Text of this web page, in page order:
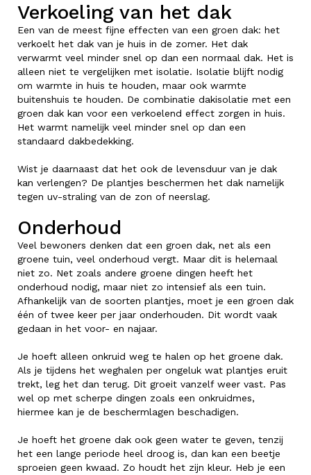
Verkoeling van het dak
Een van de meest fijne effecten van een groen dak: het
verkoelt het dak van je huis in de zomer. Het dak
verwarmt veel minder snel op dan een normaal dak. Het is
alleen niet te vergelijken met isolatie. Isolatie blijft nodig
om warmte in huis te houden, maar ook warmte
buitenshuis te houden. De combinatie dakisolatie met een
groen dak kan voor een verkoelend effect zorgen in huis.
Het warmt namelijk veel minder snel op dan een
standaard dakbedekking.
Wist je daarnaast dat het ook de levensduur van je dak
kan verlengen? De plantjes beschermen het dak namelijk
tegen uv-straling van de zon of neerslag.
Onderhoud
Veel bewoners denken dat een groen dak, net als een
groene tuin, veel onderhoud vergt. Maar dit is helemaal
niet zo. Net zoals andere groene dingen heeft het
onderhoud nodig, maar niet zo intensief als een tuin.
Afhankelijk van de soorten plantjes, moet je een groen dak
één of twee keer per jaar onderhouden. Dit wordt vaak
gedaan in het voor- en najaar.
Je hoeft alleen onkruid weg te halen op het groene dak.
Als je tijdens het weghalen per ongeluk wat plantjes eruit
trekt, leg het dan terug. Dit groeit vanzelf weer vast. Pas
wel op met scherpe dingen zoals een onkruidmes,
hiermee kan je de beschermlagen beschadigen.
Je hoeft het groene dak ook geen water te geven, tenzij
het een lange periode heel droog is, dan kan een beetje
sproeien geen kwaad. Zo houdt het zijn kleur. Heb je een